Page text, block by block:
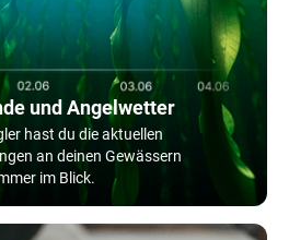
und Angelwetter
hast du die aktuellen
an deinen Gewässern
im Blick.